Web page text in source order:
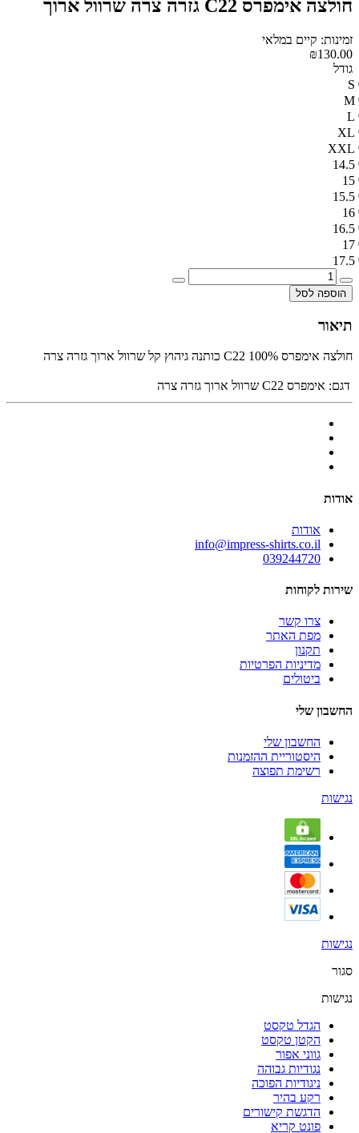
חולצה אימפרס C22 גזרה צרה שרוול ארוך
זמינות: קיים במלאי
₪130.00
גודל
S
M
L
XL
XXL
14.5
15
15.5
16
16.5
17
17.5
הוספה לסל
תיאור
חולצה אימפרס C22 100% כותנה גיהוץ קל שרוול ארוך גזרה צרה
דגם: אימפרס C22 שרוול ארוך גזרה צרה
אודות
אודות
info@impress-shirts.co.il
039244720
שירות לקוחות
צרו קשר
מפת האתר
תקנון
מדיניות הפרטיות
ביטולים
החשבון שלי
החשבון שלי
היסטוריית ההזמנות
רשימת תפוצה
נגישות
נגישות
סגור
נגישות
הגדל טקסט
הקטן טקסט
גווני אפור
נגודיות גבוהה
ניגודיות הפוכה
רקע בהיר
הדגשת קישורים
פונט קריא